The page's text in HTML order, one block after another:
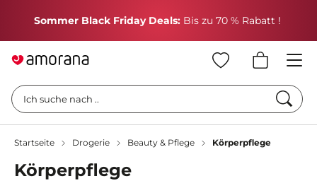
Sommer Black Friday Deals: Bis zu 70 % Rabatt !
Ich suche nach ..
Startseite Drogerie Beauty & Pflege Körperpflege
Körperpflege